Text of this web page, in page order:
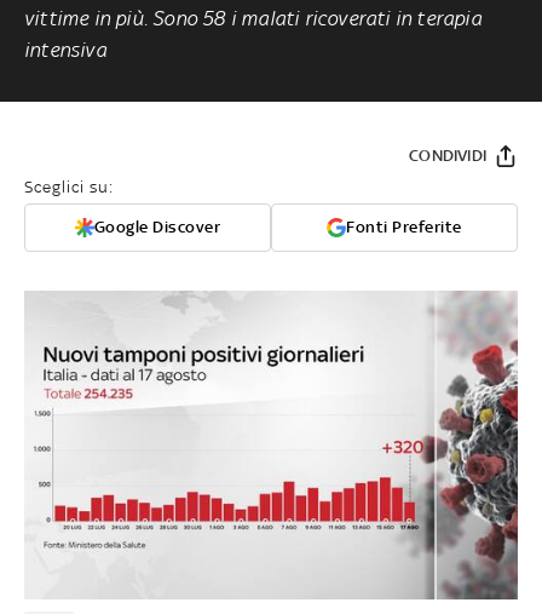
vittime in più. Sono 58 i malati ricoverati in terapia
intensiva
Sceglici su:
Google Discover Fonti Preferite
CONDIVIDI